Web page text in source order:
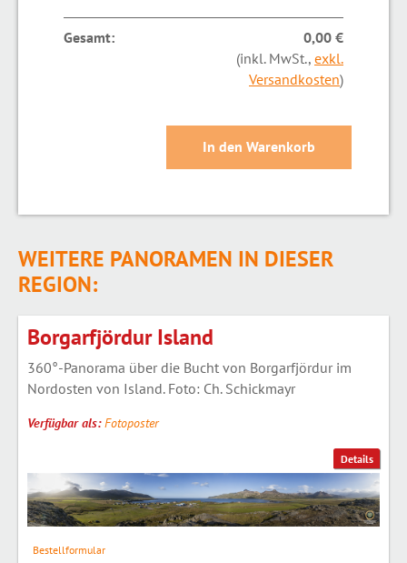
Gesamt:
0,00 €
(inkl. MwSt., exkl.
Versandkosten)
WEITERE PANORAMEN IN DIESER
REGION:
Details
Borgarfjördur Island
360°-Panorama über die Bucht von Borgarfjördur im
Nordosten von Island. Foto: Ch. Schickmayr
Verfügbar als:Fotoposter
Bestellformular